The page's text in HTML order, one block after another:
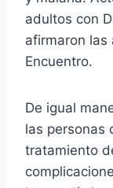
adultos con
afirmaron las
Encuentro.
De igual
las personas
tratamiento